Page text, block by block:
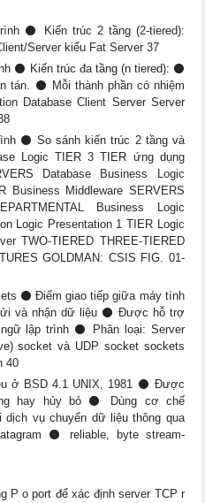
⚫ Kiến trúc 2 tầng (2-tiered):
Server kiểu Fat Server 37
⚫ Kiến trúc đa tầng (n tiered): ⚫
tán. ⚫ Mỗi thành phần có nhiệm
Database Client Server Server
⚫ So sánh kiến trúc 2 tầng và
Logic TIER 3 TIER ứng dụng
Database Business Logic
Business Middleware SERVERS
Business Logic
Logic Presentation 1 TIER Logic
TWO-TIERED THREE-TIERED
GOLDMAN: CSIS FIG. 01-
⚫ Điểm giao tiếp giữa máy tính
và nhận dữ liệu ⚫ Được hỗ trợ
lập trình ⚫ Phân loại: Server
socket và UDP socket sockets
40
ở BSD 4.1 UNIX, 1981 ⚫ Được
hay hủy bỏ ⚫ Dùng cơ chế
dịch vụ chuyển dữ liệu thông qua
⚫ reliable, byte stream-
P o port để xác định server TCP r